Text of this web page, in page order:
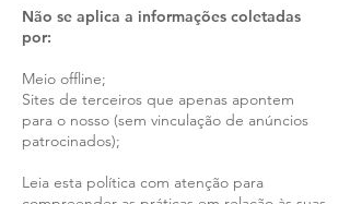
Não se aplica a informações coletadas
por:
Meio offline;
Sites de terceiros que apenas apontem
para o nosso (sem vinculação de anúncios
patrocinados);
Leia esta política com atenção para